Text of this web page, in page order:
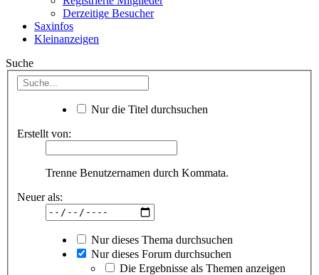
Derzeitige Besucher
Saxinfos
Kleinanzeigen
Suche
Nur die Titel durchsuchen
Erstellt von:
Trenne Benutzernamen durch Kommata.
Neuer als:
Nur dieses Thema durchsuchen
Nur dieses Forum durchsuchen
Die Ergebnisse als Themen anzeigen